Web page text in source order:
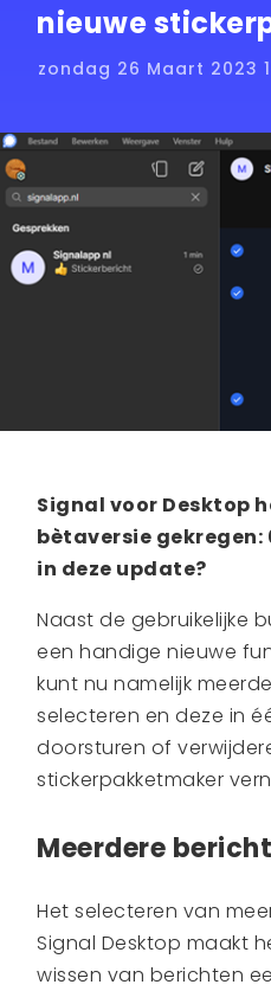
nieuwe
zondag 26 Maart 2023
Signal voor Desktop
bètaversie gekregen:
in deze update?
Naast de gebruikelijke
een handige nieuwe
kunt nu namelijk
selecteren en deze in
doorsturen of
stickerpakketmaker
Meerdere
Het selecteren van
Signal Desktop maakt
wissen van berichten